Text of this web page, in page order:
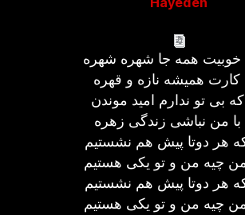
خوبیت همه جا شهره شهره
کارت همیشه نازه و قهره
بی تو ندارم امید موندن
با من نباشی زندگی زهره
که هر دوتا پیش هم نشستیم
چیه من و تو یکی هستیم
که هر دوتا پیش هم نشستیم
چیه من و تو یکی هستیم